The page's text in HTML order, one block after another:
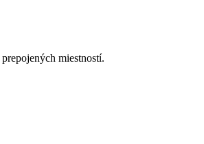
prepojených miestností.